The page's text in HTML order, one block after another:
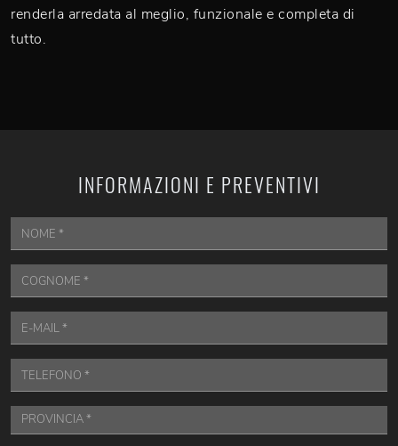
renderla arredata al meglio, funzionale e completa di
tutto.
INFORMAZIONI E PREVENTIVI